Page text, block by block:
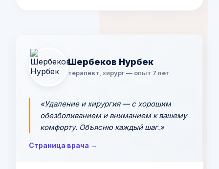
Шербеков Нурбек
терапевт, хирург — опыт 7 лет
«Удаление и хирургия — с хорошим
обезболиванием и вниманием к вашему
комфорту. Объясню каждый шаг.»
Страница врача →